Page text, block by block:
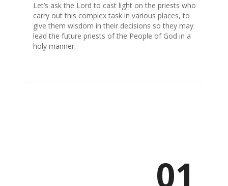
Let’s ask the Lord to cast light on the priests who
carry out this complex task in various places, to
give them wisdom in their decisions so they may
lead the future priests of the People of God in a
holy manner.
01